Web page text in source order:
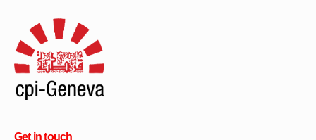
Get in touch